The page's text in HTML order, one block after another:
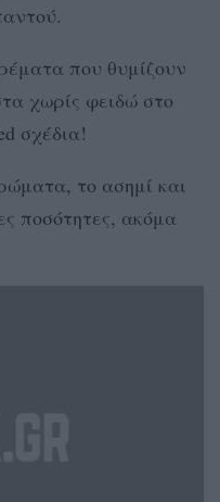
που θυμίζουν
χωρίς φειδώ στο
σχέδια!
το ασημί και
ποσότητες, ακόμα